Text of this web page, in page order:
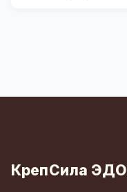
КрепСила ЭДО